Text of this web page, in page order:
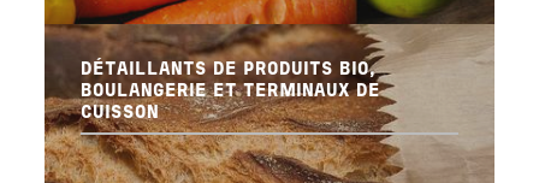
DÉTAILLANTS DE PRODUITS BIO,
BOULANGERIE ET TERMINAUX DE
CUISSON